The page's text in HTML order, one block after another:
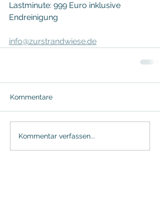
Lastminute: 999 Euro inklusive
Endreinigung
info@zurstrandwiese.de
Kommentare
Kommentar verfassen...